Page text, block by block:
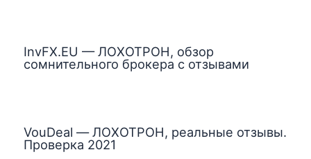
InvFX.EU — ЛОХОТРОН, обзор
сомнительного брокера с отзывами
VouDeal — ЛОХОТРОН, реальные отзывы.
Проверка 2021